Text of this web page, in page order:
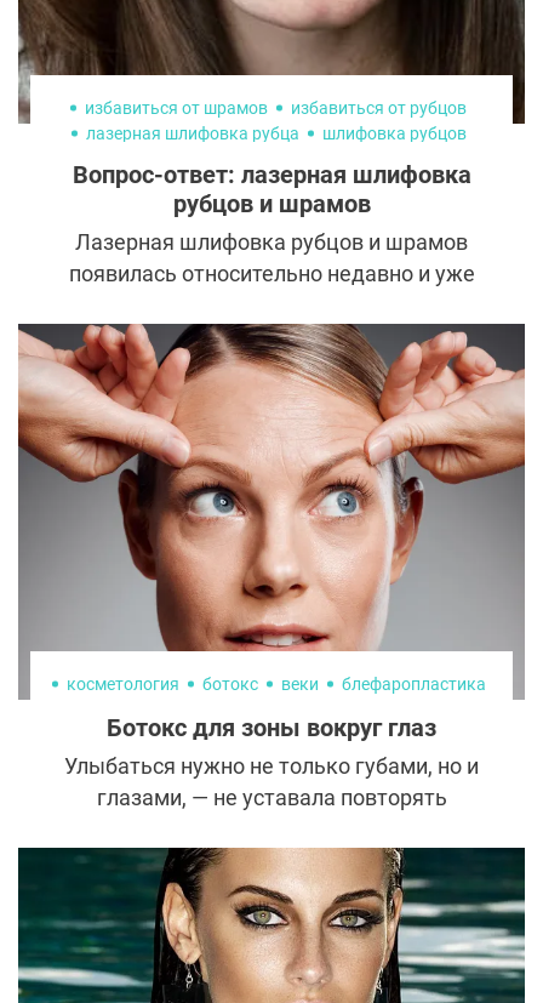
избавиться от шрамов
избавиться от рубцов
лазерная шлифовка рубца
шлифовка рубцов
Вопрос-ответ: лазерная шлифовка
рубцов и шрамов
Лазерная шлифовка рубцов и шрамов
появилась относительно недавно и уже
процедур косметологии. Множество
людей получили возможность избавиться
не только от некрасивых шрамов,
полученных вследствие травм, но и от
постоперационных рубцов.
косметология ботокс веки блефаропластика
Ботокс для зоны вокруг глаз
Улыбаться нужно не только губами, но и
глазами, — не уставала повторять
она забыла рассказать, что потом делать с
тонкими мимическими морщинами в
периорбитальной области. Избавиться от
этих и многих других дефектов помогает
ботокс. Но прежде чем бежать к